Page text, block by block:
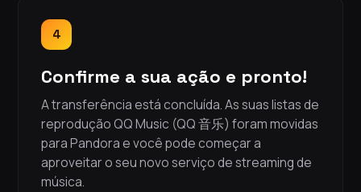
4
Confirme a sua ação e pronto!
A transferência está concluída. As suas listas de
reprodução QQ Music (QQ 音乐) foram movidas
para Pandora e você pode começar a
aproveitar o seu novo serviço de streaming de
música.